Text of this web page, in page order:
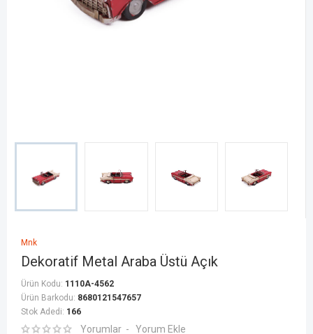
Mnk
Dekoratif Metal Araba Üstü Açık
Ürün Kodu: 1110A-4562
Ürün Barkodu: 8680121547657
Stok Adedi: 166
Yorumlar Yorum Ekle